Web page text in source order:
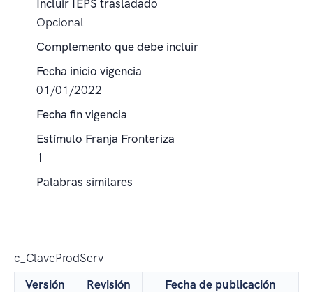
Incluir IEPS trasladado
Opcional
Complemento que debe incluir
Fecha inicio vigencia
01/01/2022
Fecha fin vigencia
Estímulo Franja Fronteriza
1
Palabras similares
c_ClaveProdServ
Versión
Revisión
Fecha de publicación